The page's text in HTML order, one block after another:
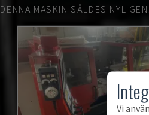
DENNA MASKIN SÅLDES NYLIGEN.
Vi